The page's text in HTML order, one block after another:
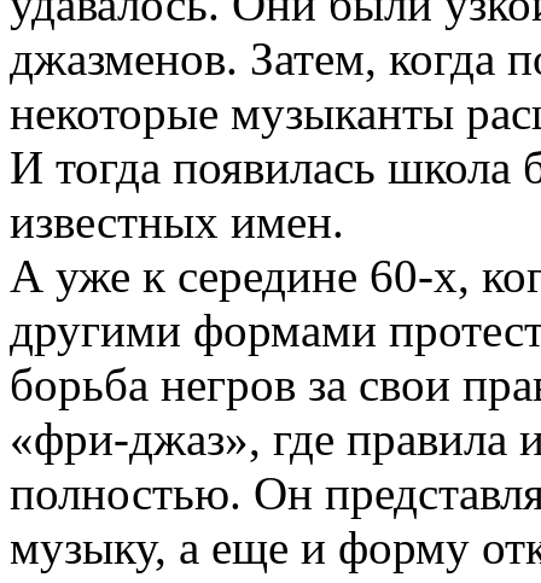
джазменов. Затем, когда
некоторые музыканты
И тогда появилась школа
известных имен.
А уже к середине 60-х,
другими формами
борьба негров за свои
«фри-джаз», где правила
полностью. Он
музыку, а еще и форму